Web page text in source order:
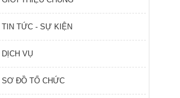
TIN TỨC - SỰ KIỆN
DỊCH VỤ
SƠ ĐỒ TỔ CHỨC